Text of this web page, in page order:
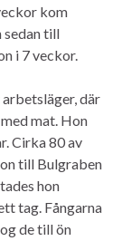
kom
sedan till
i 7 veckor.
arbetsläger, där
mat. Hon
Cirka 80 av
till Bulgraben
hon
tag. Fångarna
de till ön